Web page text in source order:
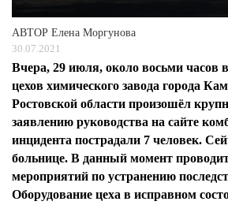
АВТОР Елена Моргунова
30.07.2021
Вчера, 29 июля, около восьми часов
цехов химического завода города
Ростовской области произошёл
заявлению руководства на сайте
инцидента пострадали 7 человек.
больнице. В данный момент
мероприятий по устранению
Оборудование цеха в исправном